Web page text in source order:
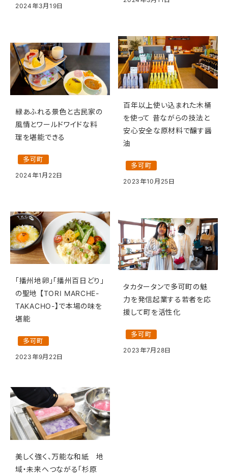
2024年3月19日
緑あふれる景色と古民家の
風情とワールドワイドな料
理を堪能できる
多可町
2024年1月22日
百年以上使い込まれた木桶
を使って 昔ながらの技法と
安心安全な原材料で醸す醤
油
多可町
2023年10月25日
「播州地卵」「播州百日どり」
の聖地 【TORI MARCHE-
TAKACHO-】で本場の味を
堪能
多可町
2023年9月22日
タカタータンで多可町の魅
力を発信起業する若者を応
援して町を活性化
多可町
2023年7月28日
美しく強く、万能な和紙 地
域・未来へつながる「杉原